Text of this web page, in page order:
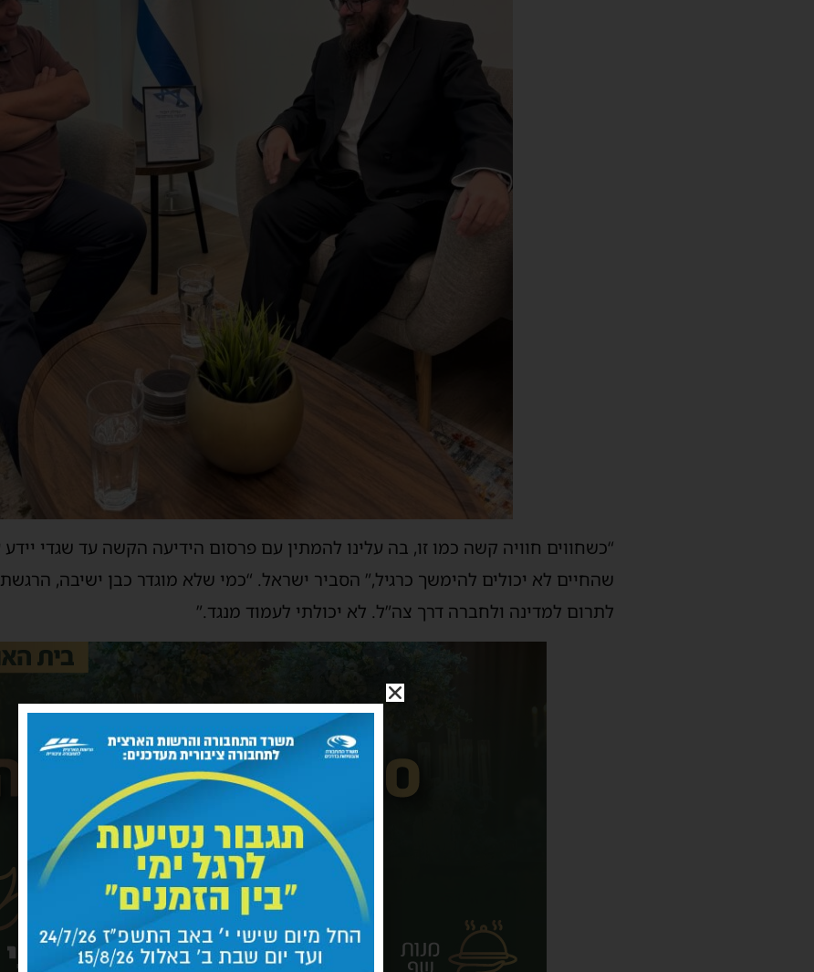
“כשחווים חוויה קשה כמו זו, בה עלינו להמתין עם פרסום הידיעה הקשה עד שגדי יידע
שהחיים לא יכולים להימשך כרגיל,” הסביר ישראל. “כמי שלא מוגדר כבן ישיבה,
לתרום למדינה ולחברה דרך צה”ל. לא יכולתי לעמוד מנגד.”